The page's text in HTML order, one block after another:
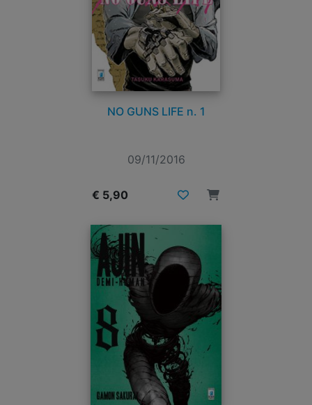
NO GUNS LIFE n. 1
09/11/2016
€ 5,90